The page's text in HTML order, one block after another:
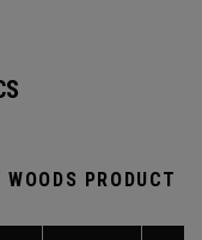
PRODUCT